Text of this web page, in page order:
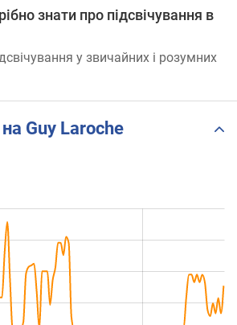
знати про підсвічування в
у звичайних і розумних
Guy Laroche